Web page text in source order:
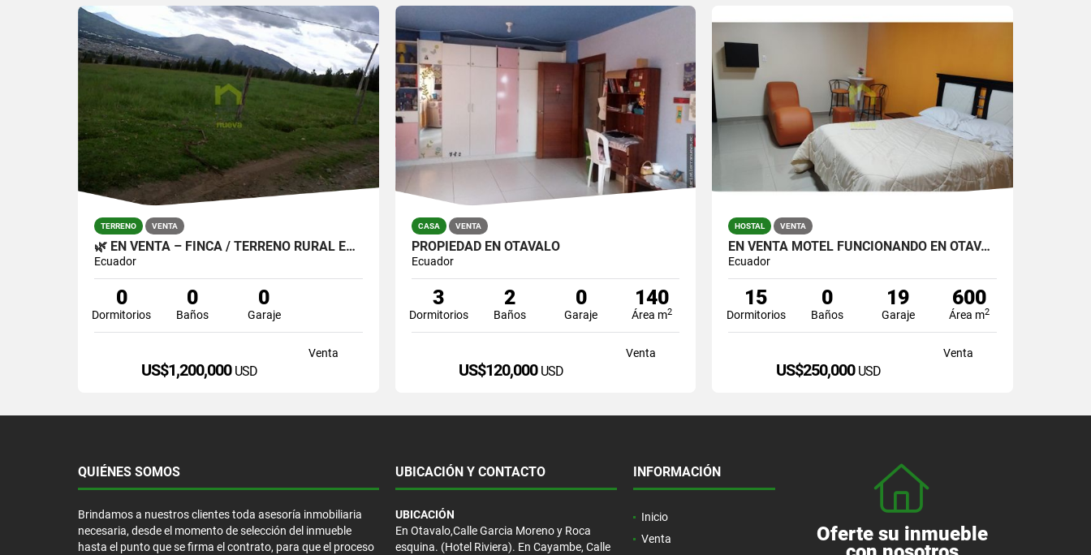
TERRENO VENTA
🌿 EN VENTA – FINCA / TERRENO RURAL EN CAYAMBE 🌿
Ecuador
0
Dormitorios
0
Baños
0
Garaje
Venta
US$1,200,000 USD
CASA VENTA
PROPIEDAD EN OTAVALO
Ecuador
3
Dormitorios
2
Baños
0
Garaje
140
Área m2
Venta
US$120,000 USD
HOSTAL VENTA
EN VENTA MOTEL FUNCIONANDO EN OTAVALO
Ecuador
15
Dormitorios
0
Baños
19
Garaje
600
Área m2
Venta
US$250,000 USD
QUIÉNES SOMOS
Brindamos a nuestros clientes toda asesoría inmobiliaria
necesaria, desde el momento de selección del inmueble
hasta el punto que se firma el contrato, para que el proceso
UBICACIÓN Y CONTACTO
UBICACIÓN
En Otavalo,Calle Garcia Moreno y Roca
esquina. (Hotel Riviera). En Cayambe, Calle
INFORMACIÓN
Inicio
Venta
Oferte su inmueble